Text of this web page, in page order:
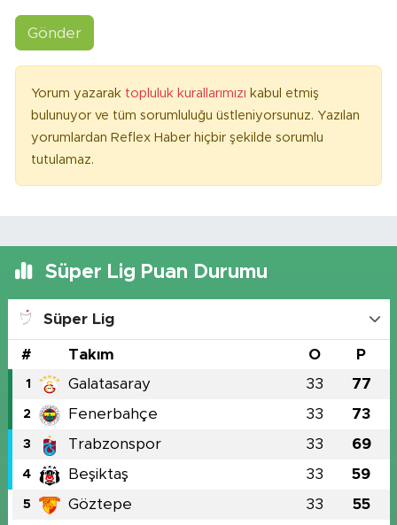
Gönder
Yorum yazarak topluluk kurallarımızı kabul etmiş
bulunuyor ve tüm sorumluluğu üstleniyorsunuz. Yazılan
yorumlardan Reflex Haber hiçbir şekilde sorumlu
tutulamaz.
Süper Lig Puan Durumu
Süper Lig
# Takım O P
1 Galatasaray 33 77
2 Fenerbahçe 33 73
3 Trabzonspor 33 69
4 Beşiktaş 33 59
5 Göztepe 33 55